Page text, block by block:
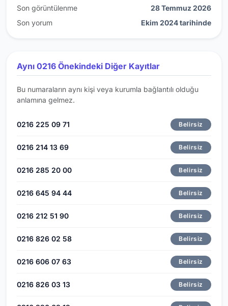
Son görüntülenme
28 Temmuz 2026
Son yorum
Ekim 2024 tarihinde
Aynı 0216 Önekindeki Diğer Kayıtlar
Bu numaraların aynı kişi veya kurumla bağlantılı olduğu
anlamına gelmez.
0216 225 09 71 Belirsiz
0216 214 13 69 Belirsiz
0216 285 20 00 Belirsiz
0216 645 94 44 Belirsiz
0216 212 51 90 Belirsiz
0216 826 02 58 Belirsiz
0216 606 07 63 Belirsiz
0216 826 03 13 Belirsiz